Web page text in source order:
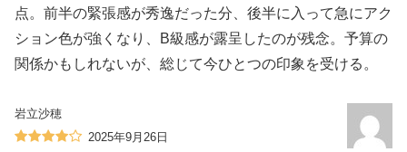
点。前半の緊張感が秀逸だった分、後半に入って急にアク
ション色が強くなり、B級感が露呈したのが残念。予算の
関係かもしれないが、総じて今ひとつの印象を受ける。
岩立沙穂
2025年9月26日